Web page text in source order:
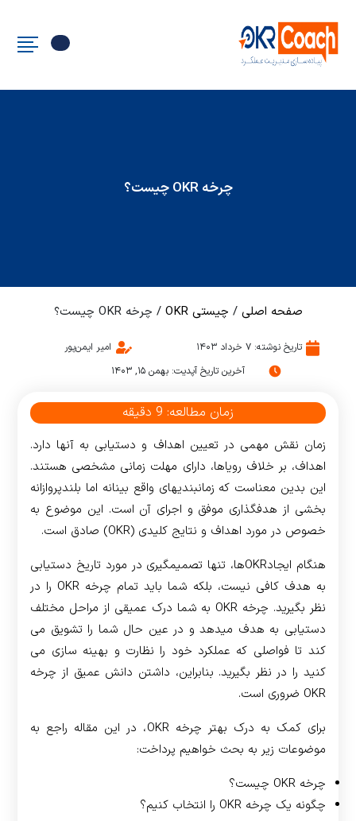
چرخه OKR چیست؟
صفحه اصلی / چیستی OKR / چرخه OKR چیست؟
تاریخ نوشته: ۷ خرداد ۱۴۰۳
امیر ایمن‌پور
آخرین تاریخ آپدیت: بهمن ۱۵, ۱۴۰۳
زمان مطالعه: 9 دقیقه
زمان نقش مهمی در تعیین اهداف و دستیابی به آنها دارد.
اهداف، بر خلاف رویاها، دارای مهلت زمانی مشخصی هستند.
این بدین معناست که زمانبندی­های واقع بینانه اما بلندپروازانه
بخشی از هدف­گذاری موفق و اجرای آن است. این موضوع به
خصوص در مورد اهداف و نتایج کلیدی (OKR) صادق است.
هنگام ایجاد­OKRها، تنها تصمیم­گیری در مورد تاریخ دستیابی
به هدف کافی نیست، بلکه شما باید تمام چرخه OKR را در
نظر بگیرید. چرخه OKR به شما درک عمیقی از مراحل مختلف
دستیابی به هدف می­دهد و در عین حال شما را تشویق می
کند تا فواصلی که عملکرد خود را نظارت و بهینه سازی می
کنید را در نظر بگیرید. بنابراین، داشتن دانش عمیق از چرخه
OKR ضروری است.
برای کمک به درک بهتر چرخه OKR، در این مقاله راجع به
موضوعات زیر به بحث خواهیم پرداخت:
چرخه OKR چیست؟
چگونه یک چرخه OKR را انتخاب کنیم؟